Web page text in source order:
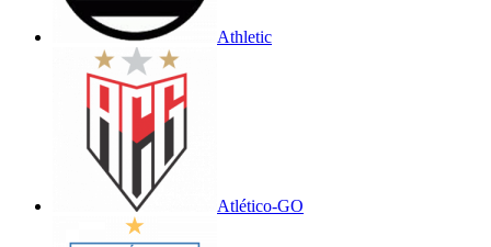
Athletic
Atlético-GO